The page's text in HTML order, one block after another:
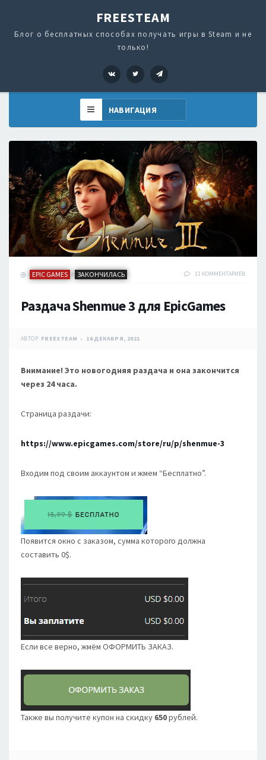
FREESTEAM
Блог о бесплатных способах получать игры в Steam и не
только!
VK Twitter
EPIC GAMES / ЗАКОНЧИЛАСЬ 11 КОММЕНТАРИЕВ
Раздача Shenmue 3 для EpicGames
АВТОР: FREESTEAM 16 ДЕКАБРЯ, 2021
Внимание! Это новогодняя раздача и она закончится
через 24 часа.
Страница раздачи:
https://www.epicgames.com/store/ru/p/shenmue-3
Входим под своим аккаунтом и жмем “Бесплатно”.
Появится окно с заказом, сумма которого должна
составить 0$.
Если все верно, жмём ОФОРМИТЬ ЗАКАЗ.
Также вы получите купон на скидку 650рублей.